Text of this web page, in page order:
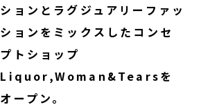
ションとラグジュアリーファッ
ションをミックスしたコンセ
プトショップ
Liquor,Woman&Tearsを
オープン。